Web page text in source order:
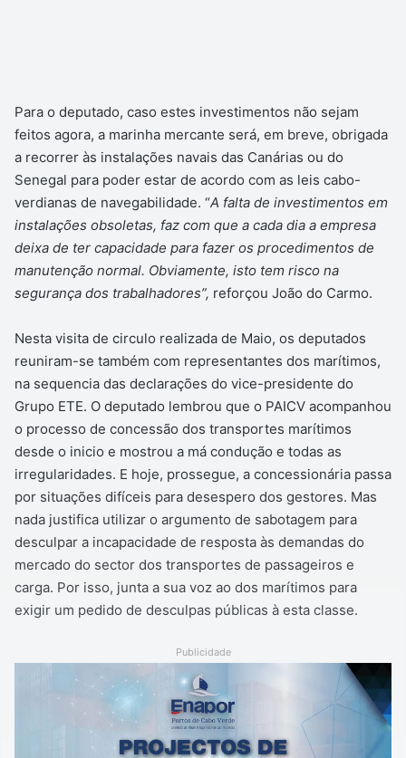
Para o deputado, caso estes investimentos não sejam
feitos agora, a marinha mercante será, em breve, obrigada
a recorrer às instalações navais das Canárias ou do
Senegal para poder estar de acordo com as leis cabo-
verdianas de navegabilidade. “A falta de investimentos em
instalações obsoletas, faz com que a cada dia a empresa
deixa de ter capacidade para fazer os procedimentos de
manutenção normal. Obviamente, isto tem risco na
segurança dos trabalhadores”, reforçou João do Carmo.
Nesta visita de circulo realizada de Maio, os deputados
reuniram-se também com representantes dos marítimos,
na sequencia das declarações do vice-presidente do
Grupo ETE. O deputado lembrou que o PAICV acompanhou
o processo de concessão dos transportes marítimos
desde o inicio e mostrou a má condução e todas as
irregularidades. E hoje, prossegue, a concessionária passa
por situações difíceis para desespero dos gestores. Mas
nada justifica utilizar o argumento de sabotagem para
desculpar a incapacidade de resposta às demandas do
mercado do sector dos transportes de passageiros e
carga. Por isso, junta a sua voz ao dos marítimos para
exigir um pedido de desculpas públicas à esta classe.
Publicidade